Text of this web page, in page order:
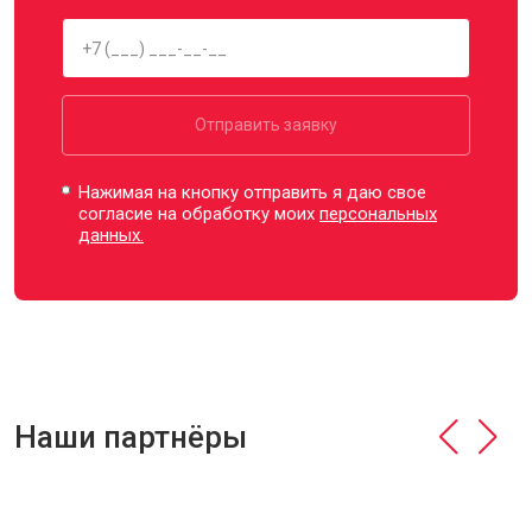
Отправить заявку
Нажимая на кнопку отправить я даю свое
согласие на обработку моихперсональных
данных.
Наши партнёры